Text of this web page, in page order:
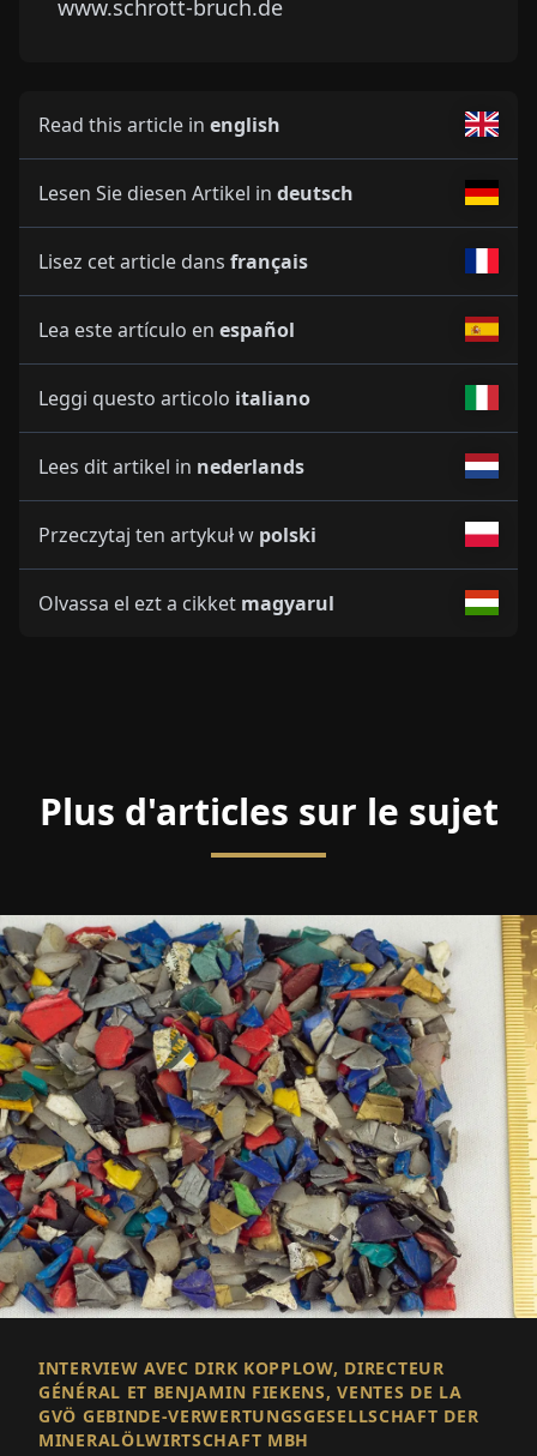
www.schrott-bruch.de
Read this article in english
Lesen Sie diesen Artikel in deutsch
Lisez cet article dans français
Lea este artículo en español
Leggi questo articolo italiano
Lees dit artikel in nederlands
Przeczytaj ten artykuł w polski
Olvassa el ezt a cikket magyarul
Plus d'articles sur le sujet
INTERVIEW AVEC DIRK KOPPLOW, DIRECTEUR
GÉNÉRAL ET BENJAMIN FIEKENS, VENTES DE LA
GVÖ GEBINDE-VERWERTUNGSGESELLSCHAFT DER
MINERALÖLWIRTSCHAFT MBH